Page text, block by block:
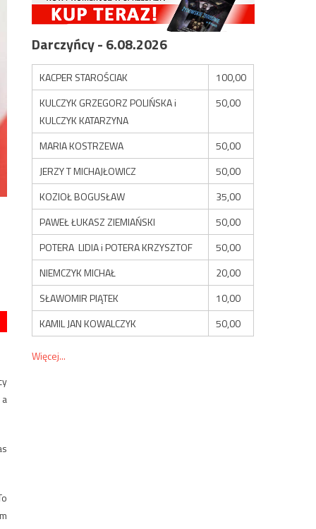
Darczyńcy - 6.08.2026
KACPER STAROŚCIAK
100,00
KULCZYK GRZEGORZ POLIŃSKA i
KULCZYK KATARZYNA
50,00
MARIA KOSTRZEWA
50,00
JERZY T MICHAJŁOWICZ
50,00
KOZIOŁ BOGUSŁAW
35,00
PAWEŁ ŁUKASZ ZIEMIAŃSKI
50,00
POTERA LIDIA i POTERA KRZYSZTOF
50,00
NIEMCZYK MICHAŁ
20,00
SŁAWOMIR PIĄTEK
10,00
KAMIL JAN KOWALCZYK
50,00
Więcej...